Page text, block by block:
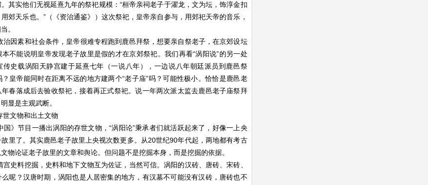
其实他们无视延熹九年的祭祀规模：“桓帝亲祠老子于濯龙，文为坛，饰淳金扣
郊天乐也。”（《资治通鉴》）这次祭祀，皇帝亲自参与，用郊祀天帝的音乐，
。
治因素和社会条件，皇帝很难专程跑到鹿邑拜祭，想要亲自祭老子，在京郊设坛
本不能说明皇帝发现老子故里是假的才在京郊祭祀。我们再看“涡阳说”的另一处
传史载涡阳天静宫建于延熹七年（一说八年），一边说八年朝廷派员到鹿邑祭
皇帝能同时在距离不远的地方建两个“老子庙”吗？可能性极小。恰恰是鹿邑老
春落成后去验收祭祀，接着再正式祭祀。说一年两次派太监去鹿邑老子庙祭拜
显是主观武断。
世文物和出土文物
国》节目一播出涡阳的存世文物，“涡阳论”秉承者们就活跃起来了，好像一上央
里了。其实鹿邑老子故里上央视次数更多。从20世纪90年代起，两地都有考古
物论证老子故里的文章和舆论。但问题不是挖掘本身，而是挖掘的依据。
宫史料挖掘，史料和地下文物互为佐证，当然可信。涡阳的汉砖、唐砖、宋砖、
呢？汉唐时期，涡阳也是人居密集的地方，有汉墓不可能没有汉砖，唐砖也不